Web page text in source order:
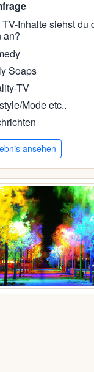
Inhalte siehst du
an?
Soaps
TV
Mode etc..
ansehen